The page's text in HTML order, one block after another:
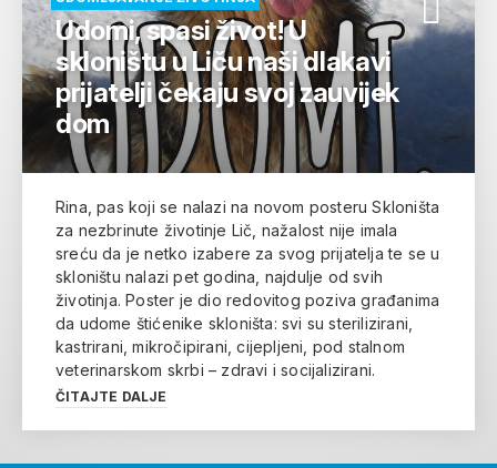
Udomi, spasi život! U
skloništu u Liču naši dlakavi
prijatelji čekaju svoj zauvijek
dom
Rina, pas koji se nalazi na novom posteru Skloništa
za nezbrinute životinje Lič, nažalost nije imala
sreću da je netko izabere za svog prijatelja te se u
skloništu nalazi pet godina, najdulje od svih
životinja. Poster je dio redovitog poziva građanima
da udome štićenike skloništa: svi su sterilizirani,
kastrirani, mikročipirani, cijepljeni, pod stalnom
veterinarskom skrbi – zdravi i socijalizirani.
ČITAJTE DALJE